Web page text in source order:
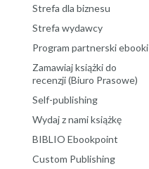
Strefa dla biznesu
Strefa wydawcy
Program partnerski ebooki
Zamawiaj książki do
recenzji (Biuro Prasowe)
Self-publishing
Wydaj z nami książkę
BIBLIO Ebookpoint
Custom Publishing